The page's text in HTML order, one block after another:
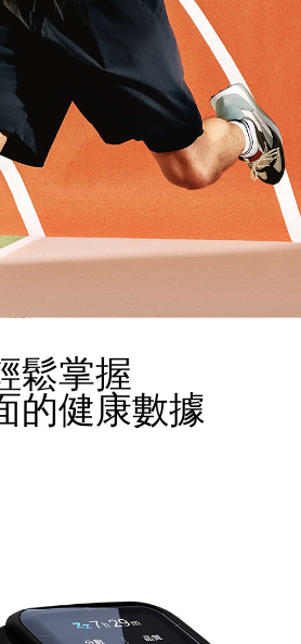
鬆掌握
的健康數據